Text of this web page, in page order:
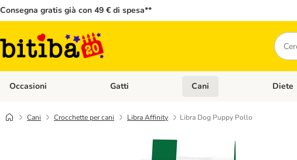
Consegna gratis già con 49 € di spesa**
Cerca
Occasioni Apri Menù Categoria: Occasioni
Gatti Apri Menù Categoria: Gatti
Cani Apri
Diete
Cani Crocchette per cani Libra Affinity Libra Dog Puppy Pollo